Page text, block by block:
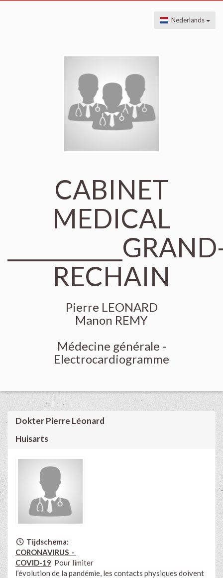
Nederlands
CABINET
MEDICAL
RECHAIN
Pierre LEONARD
Manon REMY
Médecine générale -
Electrocardiogramme
Dokter Pierre Léonard
Huisarts
Tijdschema:
CORONAVIRUS -
COVID-19 Pour limiter
l’évolution de la pandémie, les contacts physiques doivent